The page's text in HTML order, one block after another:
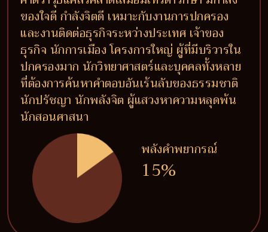
ของใจดี กำลังจิตดี เหมาะกับงานการปกครอง
และงานติดต่อธุรกิจระหว่างประเทศ เจ้าของ
ธุรกิจ นักการเมือง โครงการใหญ่ ผู้ที่มีบริวารใน
ปกครองมาก นักวิทยาศาสตร์และบุคคลทั้งหลาย
ที่ต้องการค้นหาคำตอบอันเร้นลับของธรรมชาติ
นักปรัชญา นักพลังจิต ผู้แสวงหาความหลุดพ้น
นักสอนศาสนา
พลังคำพยากรณ์
15%